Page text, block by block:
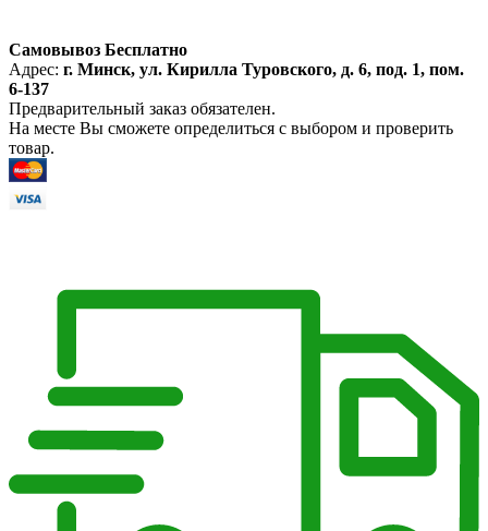
Самовывоз Бесплатно
Адрес: г. Минск, ул. Кирилла Туровского, д. 6, под. 1, пом.
6-137
Предварительный заказ обязателен.
На месте Вы сможете определиться с выбором и проверить
товар.